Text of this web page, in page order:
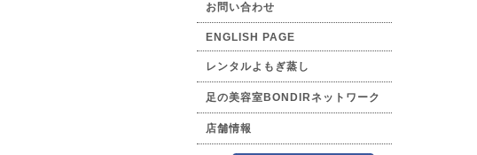
お問い合わせ
ENGLISH PAGE
レンタルよもぎ蒸し
足の美容室BONDIRネットワーク
店舗情報